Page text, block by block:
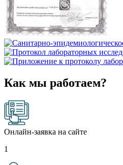
Как мы работаем?
Онлайн-заявка на сайте
1